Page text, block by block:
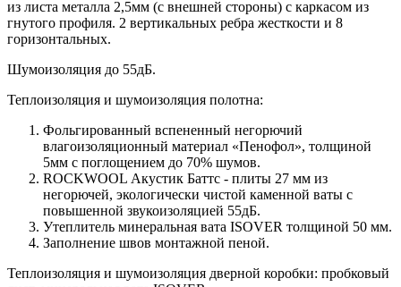
из листа металла 2,5мм (с внешней стороны) c каркасом из
гнутого профиля. 2 вертикальных ребра жесткости и 8
горизонтальных.
Шумоизоляция до 55дБ.
Теплоизоляция и шумоизоляция полотна:
Фольгированный вспененный негорючий
влагоизоляционный материал «Пенофол», толщиной
5мм с поглощением до 70% шумов.
ROCKWOOL Акустик Баттс - плиты 27 мм из
негорючей, экологически чистой каменной ваты с
повышенной звукоизоляцией 55дБ.
Утеплитель минеральная вата ISOVER толщиной 50 мм.
Заполнение швов монтажной пеной.
Теплоизоляция и шумоизоляция дверной коробки: пробковый